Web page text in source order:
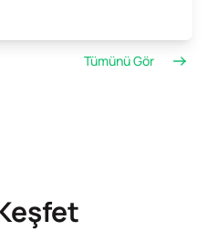
Tümünü Gör